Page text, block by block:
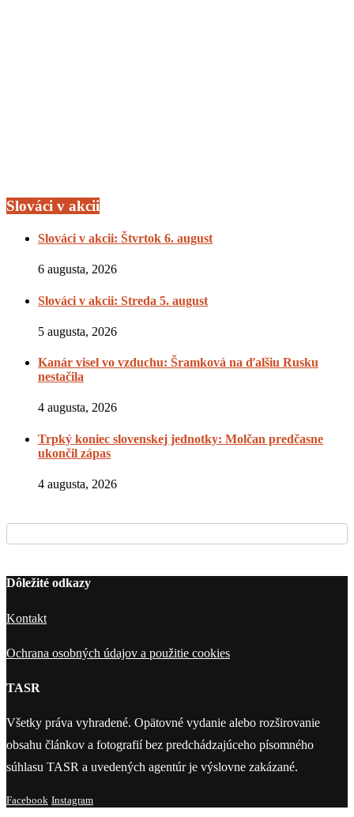
Slováci v akcii
Slováci v akcii: Štvrtok 6. august
6 augusta, 2026
Slováci v akcii: Streda 5. august
5 augusta, 2026
Kanár visel vo vzduchu: Šramková na ďalšiu Rusku
nestačila
4 augusta, 2026
Trpký koniec slovenskej jednotky: Molčan predčasne
ukončil zápas
4 augusta, 2026
Dôležité odkazy
Kontakt
Ochrana osobných údajov a použitie cookies
TASR
Všetky práva vyhradené. Opätovné vydanie alebo rozširovanie
obsahu článkov a fotografií bez predchádzajúceho písomného
súhlasu TASR a uvedených agentúr je výslovne zakázané.
Facebook Instagram